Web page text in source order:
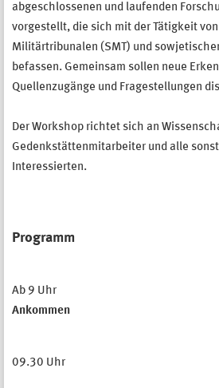
abgeschlossenen und laufenden
vorgestellt, die sich mit der Tätigkeit
Militärtribunalen (SMT) und
befassen. Gemeinsam sollen neue
Quellenzugänge und Fragestellungen
Der Workshop richtet sich an
Gedenkstättenmitarbeiter und alle
Interessierten.
Programm
Ab 9 Uhr
Ankommen
09.30 Uhr